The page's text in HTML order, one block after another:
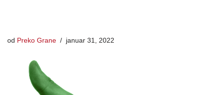
od Preko Grane januar 31, 2022